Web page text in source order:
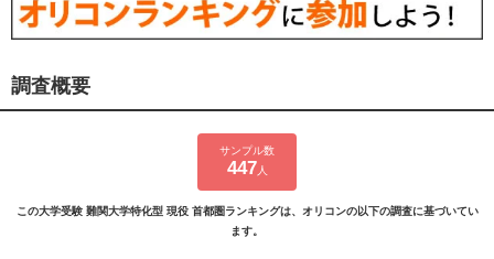
調査概要
サンプル数
447 人
この大学受験 難関大学特化型 現役 首都圏ランキングは、オリコンの以下の調査に基づいてい
ます。